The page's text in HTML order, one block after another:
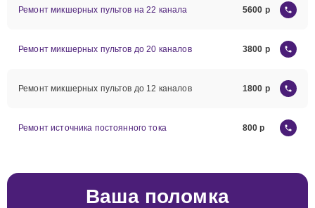
Ремонт микшерных пультов на 22 канала 5600
Ремонт микшерных пультов до 20 каналов 3800
Ремонт микшерных пультов до 12 каналов 1800
Ремонт источника постоянного тока 800
Ваша поломка